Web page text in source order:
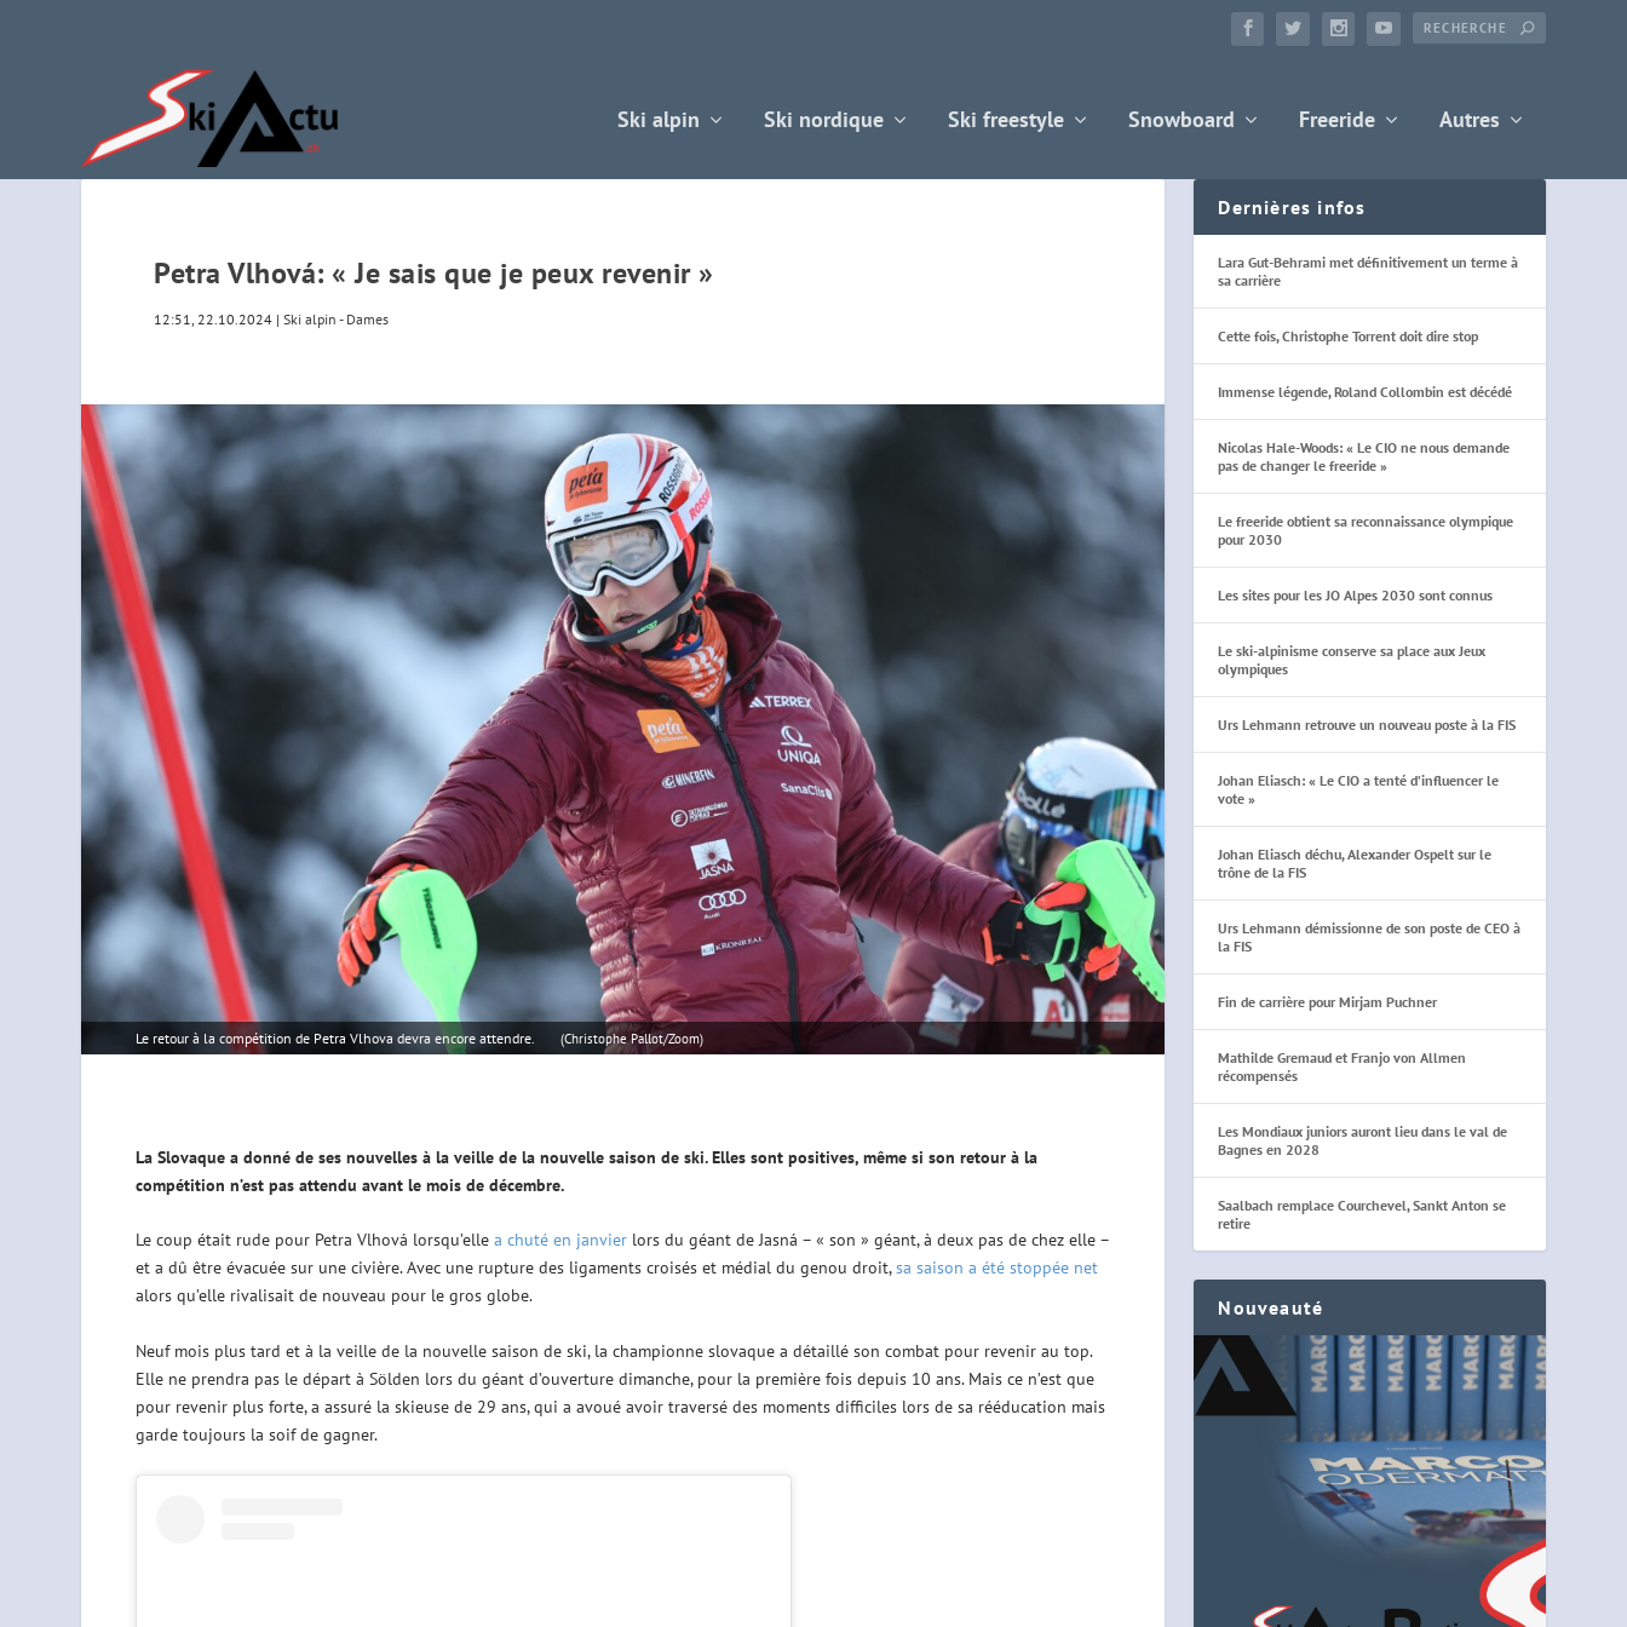
Ski alpin Ski nordique Ski freestyle Snowboard Freeride Autres
Petra Vlhová: « Je sais que je peux revenir »
12:51, 22.10.2024 |Ski alpin - Dames
Le retour à la compétition de Petra Vlhova devra encore attendre. (Christophe Pallot/Zoom)
La Slovaque a donné de ses nouvelles à la veille de la nouvelle saison de ski. Elles sont positives, même si son retour à la
compétition n’est pas attendu avant le mois de décembre.
Le coup était rude pour Petra Vlhová lorsqu’elle a chuté en janvierlors du géant de Jasná – « son » géant, à deux pas de chez elle –
et a dû être évacuée sur une civière. Avec une rupture des ligaments croisés et médial du genou droit,sa saison a été stoppée net
alors qu’elle rivalisait de nouveau pour le gros globe.
Neuf mois plus tard et à la veille de la nouvelle saison de ski, la championne slovaque a détaillé son combat pour revenir au top.
Elle ne prendra pas le départ à Sölden lors du géant d’ouverture dimanche, pour la première fois depuis 10 ans. Mais ce n’est que
pour revenir plus forte, a assuré la skieuse de 29 ans, qui a avoué avoir traversé des moments difficiles lors de sa rééducation mais
garde toujours la soif de gagner.
Dernières infos
Lara Gut-Behrami met définitivement un terme à
sa carrière
Cette fois, Christophe Torrent doit dire stop
Immense légende, Roland Collombin est décédé
Nicolas Hale-Woods: « Le CIO ne nous demande
pas de changer le freeride »
Le freeride obtient sa reconnaissance olympique
pour 2030
Les sites pour les JO Alpes 2030 sont connus
Le ski-alpinisme conserve sa place aux Jeux
olympiques
Urs Lehmann retrouve un nouveau poste à la FIS
Johan Eliasch: « Le CIO a tenté d’influencer le
vote »
Johan Eliasch déchu, Alexander Ospelt sur le
trône de la FIS
Urs Lehmann démissionne de son poste de CEO à
la FIS
Fin de carrière pour Mirjam Puchner
Mathilde Gremaud et Franjo von Allmen
récompensés
Les Mondiaux juniors auront lieu dans le val de
Bagnes en 2028
Saalbach remplace Courchevel, Sankt Anton se
retire
Nouveauté